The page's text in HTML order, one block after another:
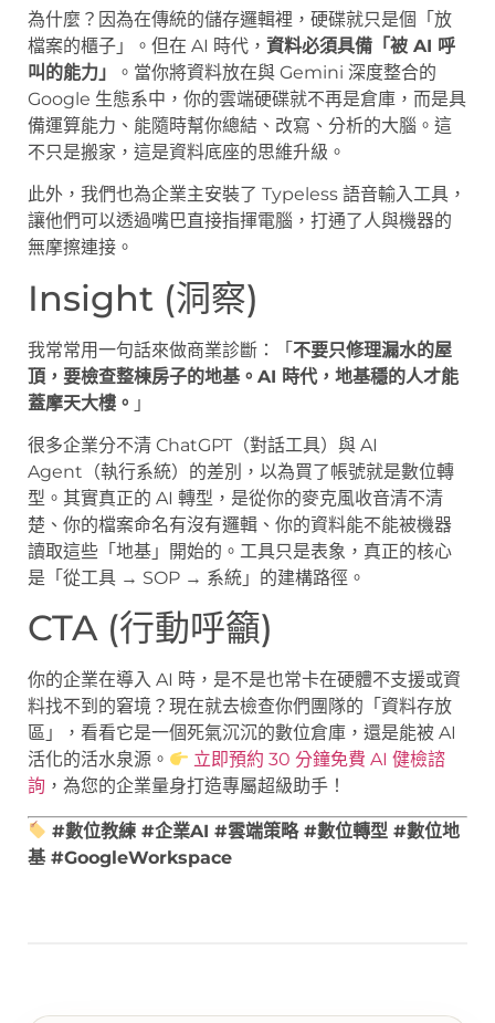
為什麼？因為在傳統的儲存邏輯裡，硬碟就只是個「放
檔案的櫃子」。但在 AI 時代， 資料必須具備「被 AI 呼
叫的能力」
。當你將資料放在與 Gemini 深度整合的
Google 生態系中，你的雲端硬碟就不再是倉庫，而是具
備運算能力、能隨時幫你總結、改寫、分析的大腦。這
不只是搬家，這是資料底座的思維升級。
此外，我們也為企業主安裝了 Typeless 語音輸入工具，
讓他們可以透過嘴巴直接指揮電腦，打通了人與機器的
無摩擦連接。
Insight (洞察)
我常常用一句話來做商業診斷：「 不要只修理漏水的屋
頂，要檢查整棟房子的地基。AI 時代，地基穩的人才能
蓋摩天大樓。 」
很多企業分不清 ChatGPT（對話工具）與 AI
Agent（執行系統）的差別，以為買了帳號就是數位轉
型。其實真正的 AI 轉型，是從你的麥克風收音清不清
楚、你的檔案命名有沒有邏輯、你的資料能不能被機器
讀取這些「地基」開始的。工具只是表象，真正的核心
是「從工具 → SOP → 系統」的建構路徑。
CTA (行動呼籲)
你的企業在導入 AI 時，是不是也常卡在硬體不支援或資
料找不到的窘境？現在就去檢查你們團隊的「資料存放
區」，看看它是一個死氣沉沉的數位倉庫，還是能被 AI
活化的活水泉源。
立即預約 30 分鐘免費 AI 健檢諮
詢 ，為您的企業量身打造專屬超級助手！
#數位教練 #企業AI #雲端策略 #數位轉型 #數位地
基 #GoogleWorkspace